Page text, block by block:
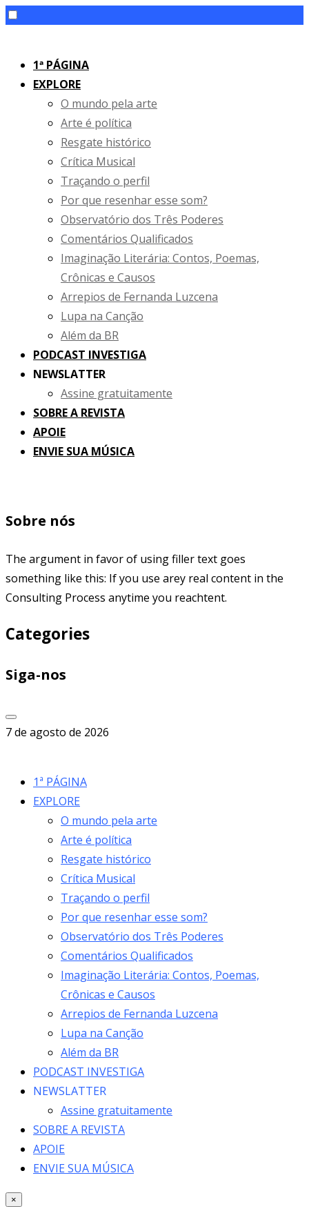
content1ª PÁGINA
EXPLORE
O mundo pela arte
Arte é política
Resgate histórico
Crítica Musical
Traçando o perfil
Por que resenhar esse som?
Observatório dos Três Poderes
Comentários Qualificados
Imaginação Literária: Contos, Poemas,
Crônicas e Causos
Arrepios de Fernanda Luzcena
Lupa na Canção
Além da BR
PODCAST INVESTIGA
NEWSLATTER
Assine gratuitamente
SOBRE A REVISTA
APOIE
ENVIE SUA MÚSICA
Sobre nós
The argument in favor of using filler text goes
something like this: If you use arey real content in the
Consulting Process anytime you reachtent.
Categories
Siga-nos
7 de agosto de 2026
1ª PÁGINA
EXPLORE
O mundo pela arte
Arte é política
Resgate histórico
Crítica Musical
Traçando o perfil
Por que resenhar esse som?
Observatório dos Três Poderes
Comentários Qualificados
Imaginação Literária: Contos, Poemas,
Crônicas e Causos
Arrepios de Fernanda Luzcena
Lupa na Canção
Além da BR
PODCAST INVESTIGA
NEWSLATTER
Assine gratuitamente
SOBRE A REVISTA
APOIE
ENVIE SUA MÚSICA
×